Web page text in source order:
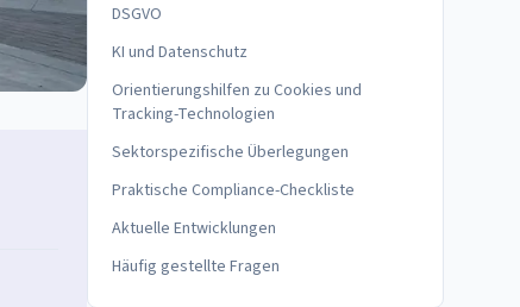
DSGVO
KI und Datenschutz
Orientierungshilfen zu Cookies und
Tracking-Technologien
Sektorspezifische Überlegungen
Praktische Compliance-Checkliste
Aktuelle Entwicklungen
Häufig gestellte Fragen